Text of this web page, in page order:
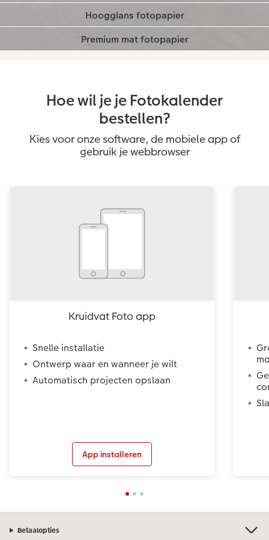
Dit premium fotopapier van FUJIFILM heeft
uitstekende details en scherptediepte, en een
reflectievrij oppervlak van de hoogste kwaliteit.
Hoe wil je je Fotokalender
bestellen?
Kies voor onze software, de mobiele app of
gebruik je webbrowser
Kruidvat Foto app
Snelle installatie
Ontwerp waar en wanneer je wilt
Automatisch projecten opslaan
App installeren
Betaalopties